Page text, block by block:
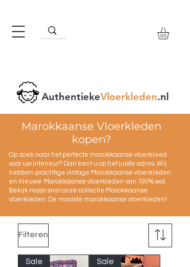
AuthentiekeVloerkleden.nl
Marokkaanse Vloerkleden
kopen?
Op zoek naar het perfecte marokkaanse vloerkleed
voor uw interieur? Dan bent u op het juiste adres. Wij
hebben prachtige vintage Marokkaanse vloerkleden
en nieuwe Marokkaanse vloerkleden van 100% wol.
Bekijk maar snel onze collectie Marokkaanse
vloerkleden. De mooiste marokkaanse vloerkleden!
Filteren
Sale Sale